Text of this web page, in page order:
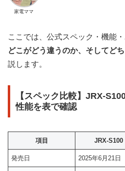
家電ママ
ここでは、公式スペック・機能
どこがどう違うのか、そしてど
説します。
【スペック比較】JRX-
性能を表で確認
項目 JRX-S100
発売日 2025年6月21日